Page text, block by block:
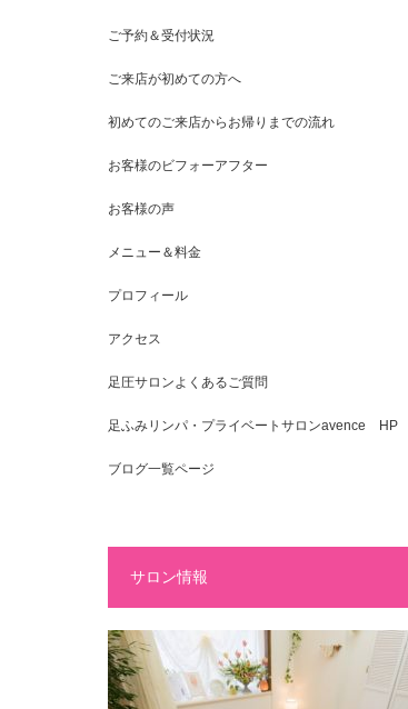
ご予約＆受付状況
ご来店が初めての方へ
初めてのご来店からお帰りまでの流れ
お客様のビフォーアフター
お客様の声
メニュー＆料金
プロフィール
アクセス
足圧サロンよくあるご質問
足ふみリンパ・プライベートサロンavence HP
ブログ一覧ページ
サロン情報